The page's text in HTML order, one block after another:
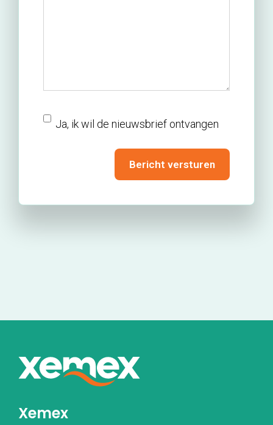
nieuwsbrief
Ja, ik wil de nieuwsbrief ontvangen
Bericht versturen
Xemex